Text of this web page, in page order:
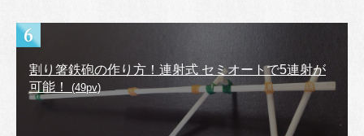
割り箸鉄砲の作り方！連射式 セミオートで5連射が
可能！
(49pv)